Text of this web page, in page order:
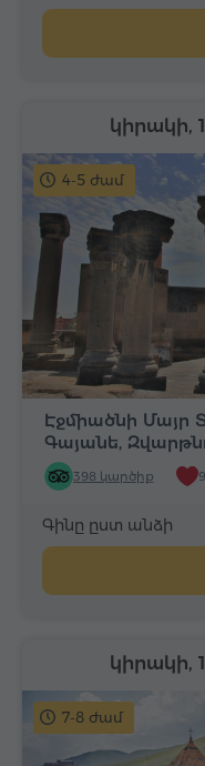
4-5 ժամ
Էջմիածնի Մայր
Գայանե,
398 կարծիք
կիրակի,
Գինը ըստ անձի
7-8 ժամ
կիրակի,